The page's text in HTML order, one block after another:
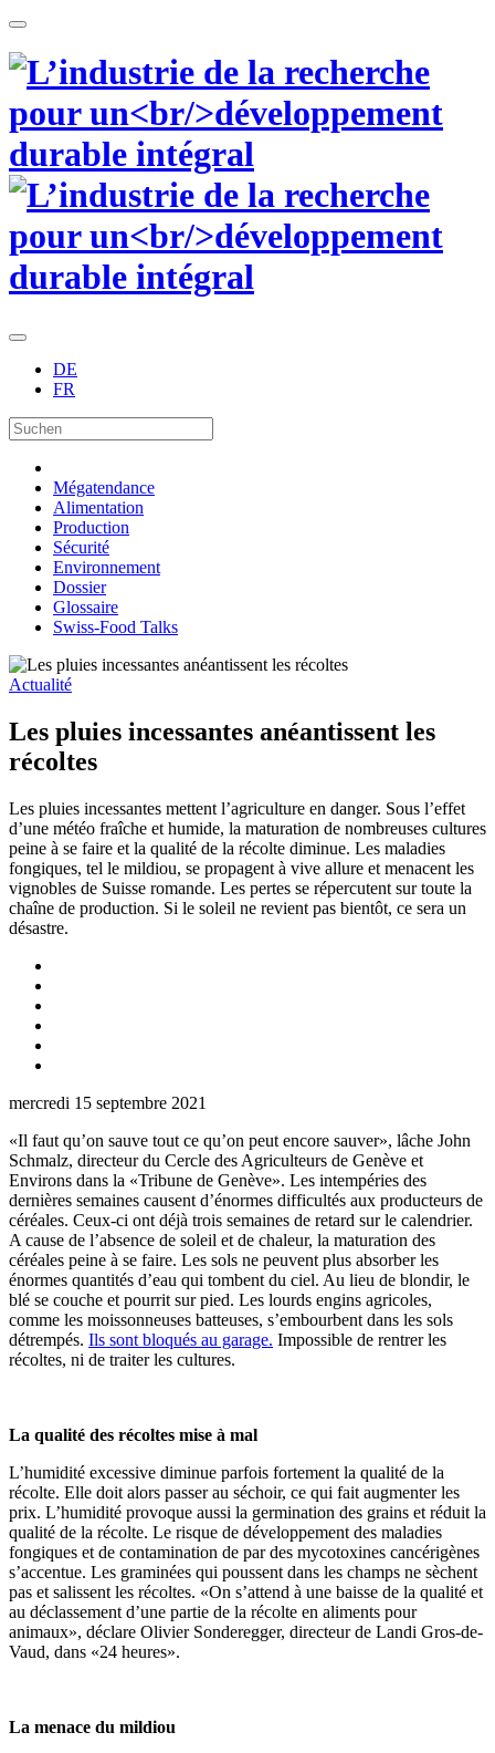
DE
FR
Mégatendance
Alimentation
Production
Sécurité
Environnement
Dossier
Glossaire
Swiss-Food Talks
Actualité
Les pluies incessantes anéantissent les
récoltes
Les pluies incessantes mettent l’agriculture en danger. Sous l’effet
d’une météo fraîche et humide, la maturation de nombreuses cultures
peine à se faire et la qualité de la récolte diminue. Les maladies
fongiques, tel le mildiou, se propagent à vive allure et menacent les
vignobles de Suisse romande. Les pertes se répercutent sur toute la
chaîne de production. Si le soleil ne revient pas bientôt, ce sera un
désastre.
mercredi 15 septembre 2021
«Il faut qu’on sauve tout ce qu’on peut encore sauver», lâche John
Schmalz, directeur du Cercle des Agriculteurs de Genève et
Environs dans la «Tribune de Genève». Les intempéries des
dernières semaines causent d’énormes difficultés aux producteurs de
céréales. Ceux-ci ont déjà trois semaines de retard sur le calendrier.
A cause de l’absence de soleil et de chaleur, la maturation des
céréales peine à se faire. Les sols ne peuvent plus absorber les
énormes quantités d’eau qui tombent du ciel. Au lieu de blondir, le
blé se couche et pourrit sur pied. Les lourds engins agricoles,
comme les moissonneuses batteuses, s’embourbent dans les sols
détrempés. Ils sont bloqués au garage. Impossible de rentrer les
récoltes, ni de traiter les cultures.
La qualité des récoltes mise à mal
L’humidité excessive diminue parfois fortement la qualité de la
récolte. Elle doit alors passer au séchoir, ce qui fait augmenter les
prix. L’humidité provoque aussi la germination des grains et réduit la
qualité de la récolte. Le risque de développement des maladies
fongiques et de contamination de par des mycotoxines cancérigènes
s’accentue. Les graminées qui poussent dans les champs ne sèchent
pas et salissent les récoltes. «On s’attend à une baisse de la qualité et
au déclassement d’une partie de la récolte en aliments pour
animaux», déclare Olivier Sonderegger, directeur de Landi Gros-de-
Vaud, dans «24 heures».
La menace du mildiou